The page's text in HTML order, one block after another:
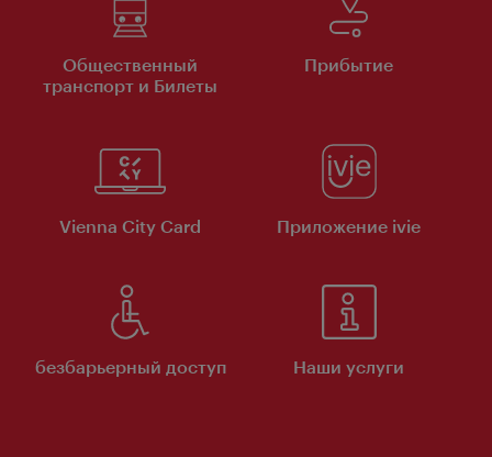
Общественный
транспорт и Билеты
Прибытие
Vienna City Card Приложение ivie
безбарьерный доступ Наши услуги